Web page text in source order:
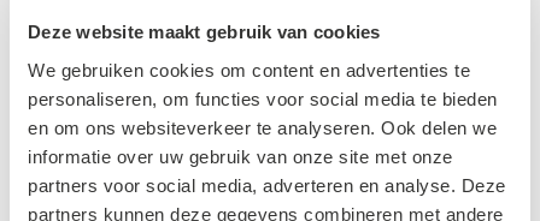
Deze website maakt gebruik van cookies
We gebruiken cookies om content en advertenties te
personaliseren, om functies voor social media te bieden
en om ons websiteverkeer te analyseren. Ook delen we
informatie over uw gebruik van onze site met onze
partners voor social media, adverteren en analyse. Deze
partners kunnen deze gegevens combineren met andere
Gerelateerde producten
Navigating through the elements of the carousel is possible
Press to skip carousel